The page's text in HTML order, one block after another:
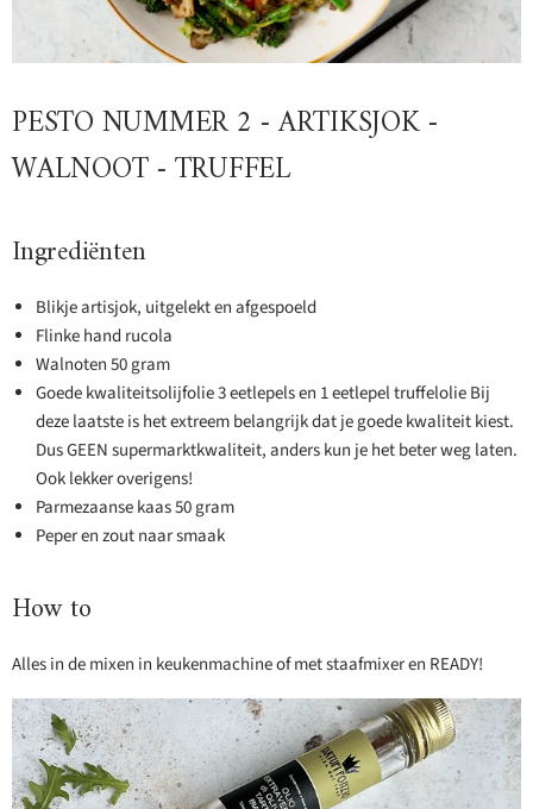
PESTO NUMMER 2 - ARTIKSJOK -
WALNOOT - TRUFFEL
Ingrediënten
Blikje artisjok, uitgelekt en afgespoeld
Flinke hand rucola
Walnoten 50 gram
Goede kwaliteitsolijfolie 3 eetlepels en 1 eetlepel truffelolie Bij
deze laatste is het extreem belangrijk dat je goede kwaliteit kiest.
Dus GEEN supermarktkwaliteit, anders kun je het beter weg laten.
Ook lekker overigens!
Parmezaanse kaas 50 gram
Peper en zout naar smaak
How to
Alles in de mixen in keukenmachine of met staafmixer en READY!